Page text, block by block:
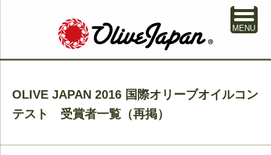
OLIVE JAPAN 2016 国際オリーブオイルコン
テスト 受賞者一覧（再掲）
MENU